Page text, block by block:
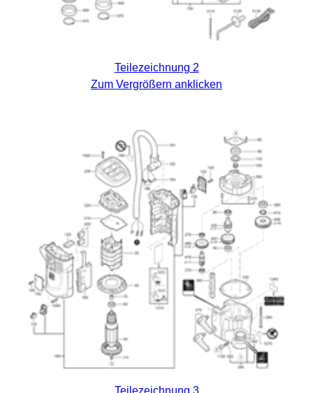
Teilezeichnung 2
Zum Vergrößern anklicken
Teilezeichnung 3